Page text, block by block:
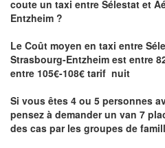
coute un taxi entre Sélestat et
Entzheim ?
Le Coût moyen en taxi entre
Strasbourg-Entzheim est entre
entre 105€-108€ tarif nuit
Si vous êtes 4 ou 5 personnes
pensez à demander un van 7
des cas par les groupes de